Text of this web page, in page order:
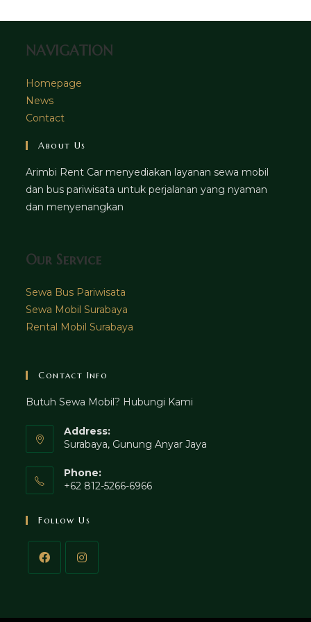
tab
NAVIGATION
Homepage
News
Contact
About Us
Arimbi Rent Car menyediakan layanan sewa mobil
dan bus pariwisata untuk perjalanan yang nyaman
dan menyenangkan
Our Service
Sewa Bus Pariwisata
Sewa Mobil Surabaya
Rental Mobil Surabaya
Contact Info
Butuh Sewa Mobil? Hubungi Kami
Address:
Surabaya, Gunung Anyar Jaya
Phone:
+62 812-5266-6966
Follow Us